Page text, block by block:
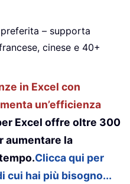
– supporta
cinese e 40+
in Excel con
un’efficienza
Excel offre oltre 300
aumentare la
Clicca qui per
cui hai più bisogno...